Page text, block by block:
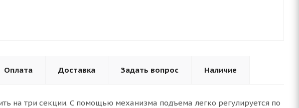
Оплата Доставка Задать вопрос Наличие
на три секции. С помощью механизма подъема легко регулируется по